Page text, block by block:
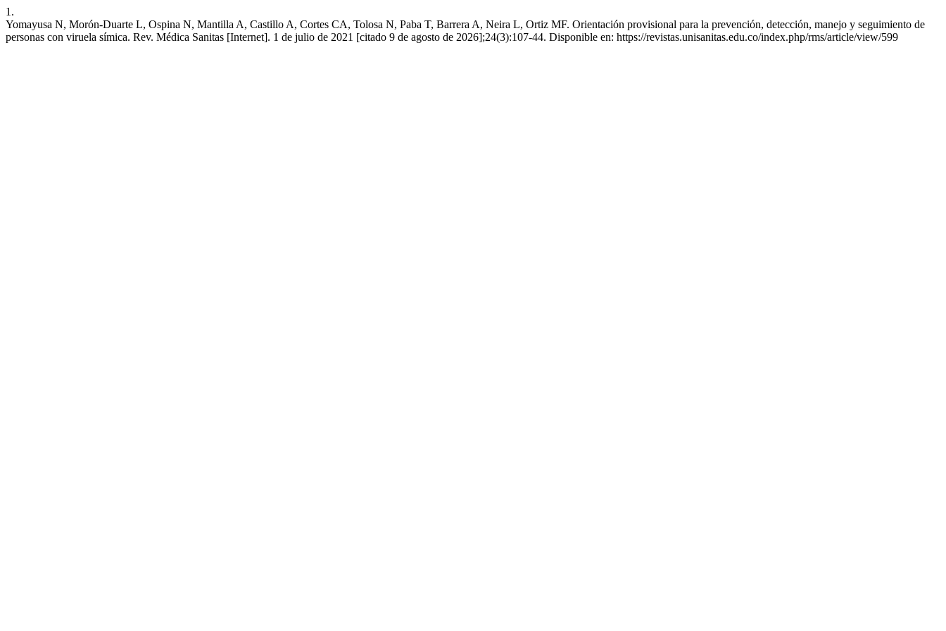
1.
Yomayusa N, Morón-Duarte L, Ospina N, Mantilla A, Castillo A, Cortes CA, Tolosa N, Paba T, Barrera A, Neira L, Ortiz MF. Orientación provisional para la prevención, detección, manejo y seguimiento de
personas con viruela símica. Rev. Médica Sanitas [Internet]. 1 de julio de 2021 [citado 9 de agosto de 2026];24(3):107-44. Disponible en: https://revistas.unisanitas.edu.co/index.php/rms/article/view/599